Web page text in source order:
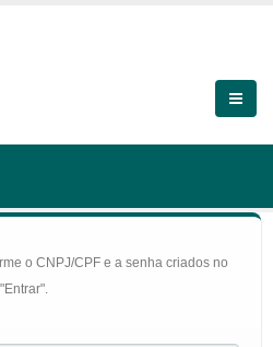
o CNPJ/CPF e a senha criados no